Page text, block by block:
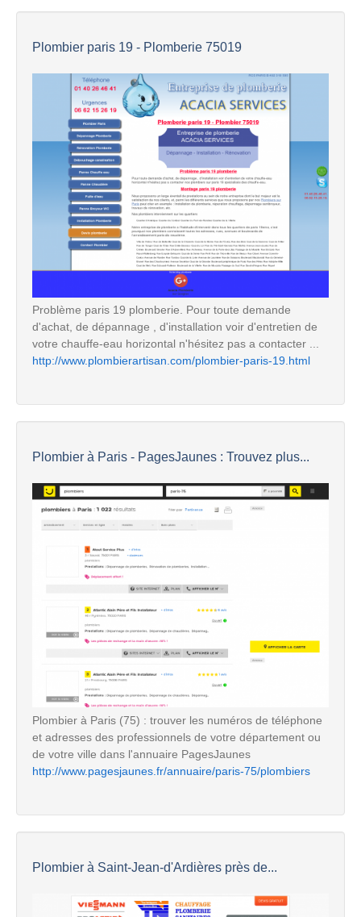
Plombier paris 19 - Plomberie 75019
Problème paris 19 plomberie. Pour toute demande
d'achat, de dépannage , d'installation voir d'entretien de
votre chauffe-eau horizontal n'hésitez pas a contacter ...
http://www.plombierartisan.com/plombier-paris-19.html
Plombier à Paris - PagesJaunes : Trouvez plus...
Plombier à Paris (75) : trouver les numéros de téléphone
et adresses des professionnels de votre département ou
de votre ville dans l'annuaire PagesJaunes
http://www.pagesjaunes.fr/annuaire/paris-75/plombiers
Plombier à Saint-Jean-d'Ardières près de...